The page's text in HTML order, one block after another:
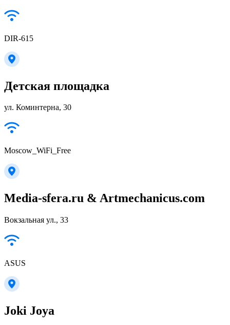
DIR-615
Детская площадка
ул. Коминтерна, 30
Moscow_WiFi_Free
Media-sfera.ru & Artmechanicus.com
Вокзальная ул., 33
ASUS
Joki Joya